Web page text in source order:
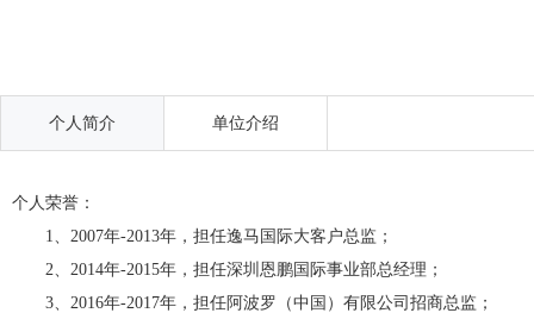
个人简介 单位介绍
个人荣誉：
1、2007年-2013年，担任逸马国际大客户总监；
2、2014年-2015年，担任深圳恩鹏国际事业部总经理；
3、2016年-2017年，担任阿波罗（中国）有限公司招商总监；